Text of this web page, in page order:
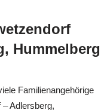
Hummelberg
Familienangehörige
Adlersberg,